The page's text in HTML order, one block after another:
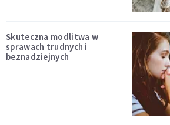
Skuteczna modlitwa w
sprawach trudnych i
beznadziejnych